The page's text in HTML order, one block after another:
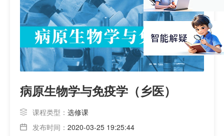
病原生物学与免疫学（乡医）
课程类型： 选修课
发布时间： 2020-03-25 19:25:44